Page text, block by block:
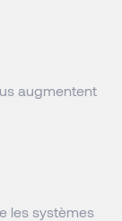
augmentent
les systèmes